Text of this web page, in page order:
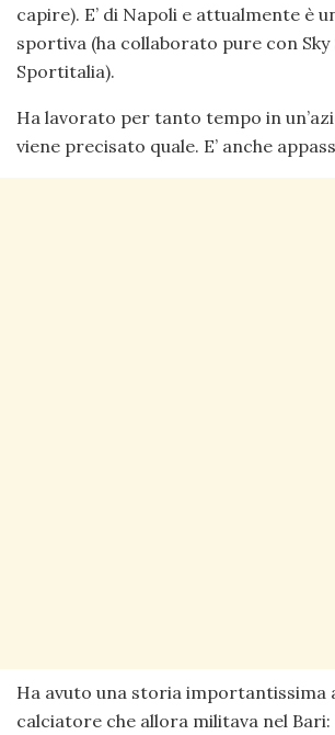
capire). E’ di Napoli e attualmente è
sportiva (ha collaborato pure con Sky
Sportitalia).
Ha lavorato per tanto tempo in
viene precisato quale. E’ anche
Ha avuto una storia importantissima
calciatore che allora militava nel